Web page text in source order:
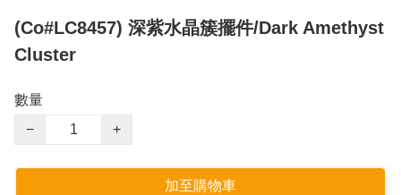
(Co#LC8457) 深紫水晶簇擺件/Dark Amethyst
Cluster
數量
−
+
加至購物車